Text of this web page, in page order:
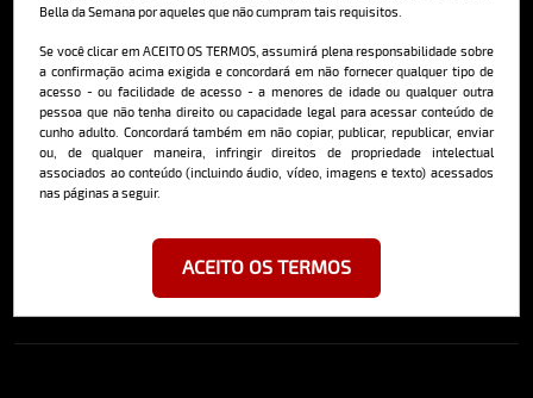
Bella da Semana por aqueles que não cumpram tais requisitos.
Se você clicar em ACEITO OS TERMOS, assumirá plena responsabilidade sobre
a confirmação acima exigida e concordará em não fornecer qualquer tipo de
acesso - ou facilidade de acesso - a menores de idade ou qualquer outra
pessoa que não tenha direito ou capacidade legal para acessar conteúdo de
cunho adulto. Concordará também em não copiar, publicar, republicar, enviar
ou, de qualquer maneira, infringir direitos de propriedade intelectual
associados ao conteúdo (incluindo áudio, vídeo, imagens e texto) acessados
nas páginas a seguir.
ACEITO OS TERMOS
Cadastre-se e receba a mais
deliciosa newsletter da internet
Ao se cadastrar, você concorda em receber emails da Bella da Semana
e aceita nossos termos de uso da web e política de privacidade e